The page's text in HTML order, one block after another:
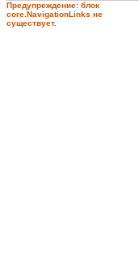
Предупреждение: блок
core.NavigationLinks не
существует.